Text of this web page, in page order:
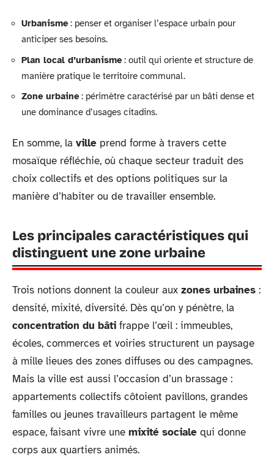
Urbanisme: penser et organiser l’espace urbain pour
anticiper ses besoins.
Plan local d’urbanisme: outil qui oriente et structure de
manière pratique le territoire communal.
Zone urbaine: périmètre caractérisé par un bâti dense et
une dominance d’usages citadins.
En somme, la ville prend forme à travers cette
mosaïque réfléchie, où chaque secteur traduit des
choix collectifs et des options politiques sur la
manière d’habiter ou de travailler ensemble.
Les principales caractéristiques qui
distinguent une zone urbaine
Trois notions donnent la couleur aux zones urbaines :
densité, mixité, diversité. Dès qu’on y pénètre, la
concentration du bâti frappe l’œil : immeubles,
écoles, commerces et voiries structurent un paysage
à mille lieues des zones diffuses ou des campagnes.
Mais la ville est aussi l’occasion d’un brassage :
appartements collectifs côtoient pavillons, grandes
familles ou jeunes travailleurs partagent le même
espace, faisant vivre une mixité sociale qui donne
corps aux quartiers animés.